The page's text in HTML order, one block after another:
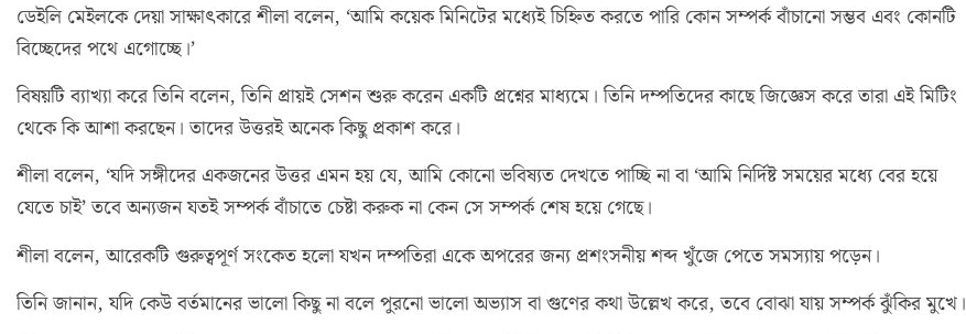
ডেইলি মেইলকে দেয়া সাক্ষাৎকারে শীলা বলেন, ‘আমি কয়েক মিনিটের মধ্যেই চিহ্নিত করতে পারি কোন সম্পর্ক বাঁচানো সম্ভব এবং কোনটি
বিচ্ছেদের পথে এগোচ্ছে।’
বিষয়টি ব্যাখ্যা করে তিনি বলেন, তিনি প্রায়ই সেশন শুরু করেন একটি প্রশ্নের মাধ্যমে। তিনি দম্পতিদের কাছে জিজ্ঞেস করে তারা এই মিটিং
থেকে কি আশা করছেন। তাদের উত্তরই অনেক কিছু প্রকাশ করে।
শীলা বলেন, ‘যদি সঙ্গীদের একজনের উত্তর এমন হয় যে, আমি কোনো ভবিষ্যত দেখতে পাচ্ছি না বা ‘আমি নির্দিষ্ট সময়ের মধ্যে বের হয়ে
যেতে চাই’ তবে অন্যজন যতই সম্পর্ক বাঁচাতে চেষ্টা করুক না কেন সে সম্পর্ক শেষ হয়ে গেছে।
শীলা বলেন, আরেকটি গুরুত্বপূর্ণ সংকেত হলো যখন দম্পতিরা একে অপরের জন্য প্রশংসনীয় শব্দ খুঁজে পেতে সমস্যায় পড়েন।
তিনি জানান, যদি কেউ বর্তমানের ভালো কিছু না বলে পুরনো ভালো অভ্যাস বা গুণের কথা উল্লেখ করে, তবে বোঝা যায় সম্পর্ক ঝুঁকির মুখে।